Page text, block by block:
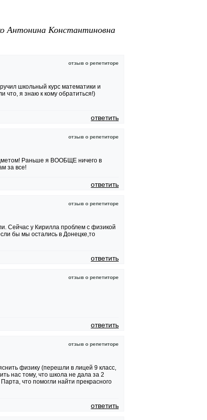
Антонина Константиновна
отзыв о репетиторе
школьный курс математики и
что, я знаю к кому обратиться!)
ответить
отзыв о репетиторе
Раньше я ВООБЩЕ ничего в
за все!
ответить
отзыв о репетиторе
Сейчас у Кирилла проблем с физикой
бы мы остались в Донецке,то
ответить
отзыв о репетиторе
ответить
отзыв о репетиторе
физику (перешли в лицей 9 класс,
нас тому, что школа не дала за 2
что помогли найти прекрасного
ответить